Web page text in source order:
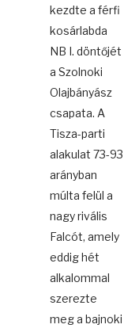
kezdte a férfi
kosárlabda
NB I. döntőjét
a Szolnoki
Olajbányász
csapata. A
Tisza-parti
alakulat 73-93
arányban
múlta felül a
nagy rivális
Falcót, amely
eddig hét
alkalommal
szerezte
meg a bajnoki